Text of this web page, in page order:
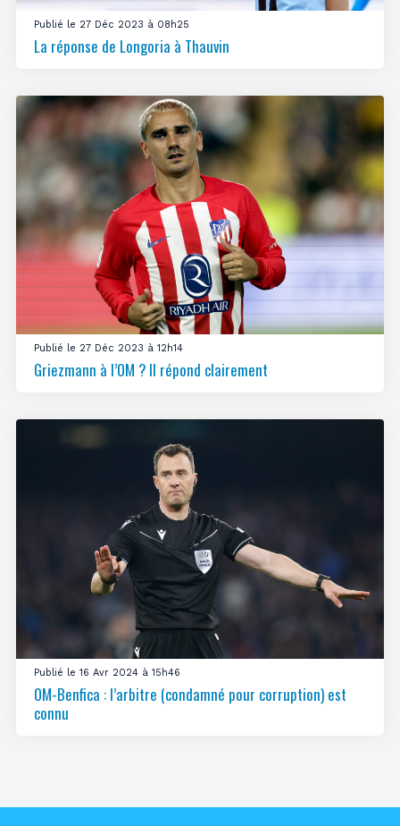
Publié le 27 Déc 2023 à 08h25
La réponse de Longoria à Thauvin
Publié le 27 Déc 2023 à 12h14
Griezmann à l’OM ? Il répond clairement
Publié le 16 Avr 2024 à 15h46
OM-Benfica : l’arbitre (condamné pour corruption) est
connu